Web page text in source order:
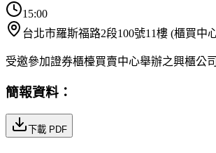
15:00
台北市羅斯福路2段100號11樓 (櫃買中
受邀參加證券櫃檯買賣中心舉辦之興櫃公
簡報資料：
下載 PDF